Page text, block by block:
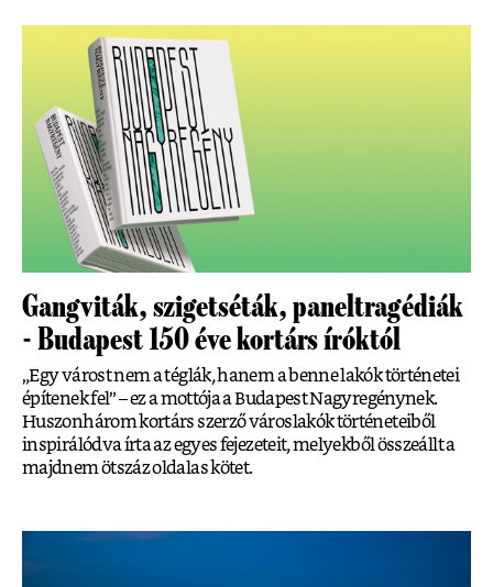
Gangviták, szigetséták, paneltragédiák
- Budapest 150 éve kortárs íróktól
„Egy várost nem a téglák, hanem a benne lakók történetei
építenek fel” – ez a mottója a Budapest Nagyregénynek.
Huszonhárom kortárs szerző városlakók történeteiből
inspirálódva írta az egyes fejezeteit, melyekből összeállt a
majdnem ötszáz oldalas kötet.